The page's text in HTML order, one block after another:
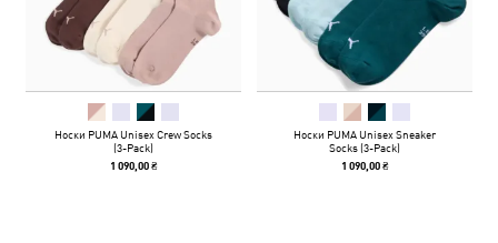
Носки PUMA Unisex Crew Socks
(3-Pack)
1 090,00 ₴
Носки PUMA Unisex Sneaker
Socks (3-Pack)
1 090,00 ₴